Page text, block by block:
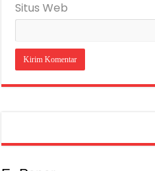
Situs Web